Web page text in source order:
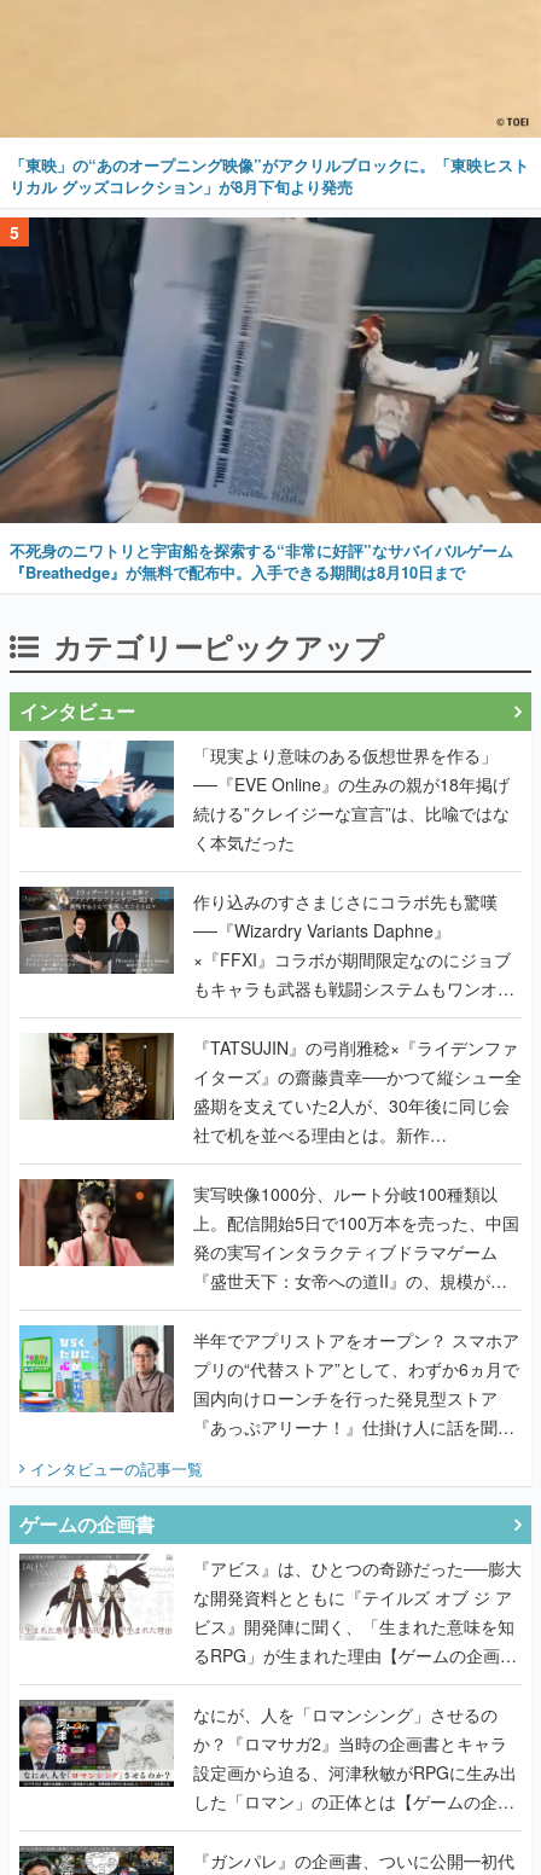
「東映」の“あのオープニング映像”がアクリルブロックに。「東映ヒスト
リカル グッズコレクション」が8月下旬より発売
5
不死身のニワトリと宇宙船を探索する“非常に好評”なサバイバルゲーム
『Breathedge』が無料で配布中。入手できる期間は8月10日まで
カテゴリーピックアップ
インタビュー
「現実より意味のある仮想世界を作る」
──『EVE Online』の生みの親が18年掲げ
続ける”クレイジーな宣言”は、比喩ではな
く本気だった
作り込みのすさまじさにコラボ先も驚嘆
──『Wizardry Variants Daphne』
×『FFXI』コラボが期間限定なのにジョブ
もキャラも武器も戦闘システムもワンオフ
で作り込まれた理由を両ディレクターに聞
く
『TATSUJIN』の弓削雅稔×『ライデンファ
イターズ』の齋藤貴幸──かつて縦シュー全
盛期を支えていた2人が、30年後に同じ会
社で机を並べる理由とは。新作
『TATSUJIN EXTREME』で初タッグを組
んだレジェンド2人に訊く開発秘話
実写映像1000分、ルート分岐100種類以
上。配信開始5日で100万本を売った、中国
発の実写インタラクティブドラマゲーム
『盛世天下：女帝への道II』の、規模が違
うこだわりをプロデューサーに聞いた
半年でアプリストアをオープン？ スマホア
プリの“代替ストア”として、わずか6ヵ月で
国内向けローンチを行った発見型ストア
『あっぷアリーナ！』仕掛け人に話を聞い
インタビューの記事一覧
ゲームの企画書
『アビス』は、ひとつの奇跡だった──膨大
な開発資料とともに『テイルズ オブ ジ ア
ビス』開発陣に聞く、「生まれた意味を知
るRPG」が生まれた理由【ゲームの企画
書】
なにが、人を「ロマンシング」させるの
か？『ロマサガ2』当時の企画書とキャラ
設定画から迫る、河津秋敏がRPGに生み出
した「ロマン」の正体とは【ゲームの企画
書】
『ガンパレ』の企画書、ついに公開━初代